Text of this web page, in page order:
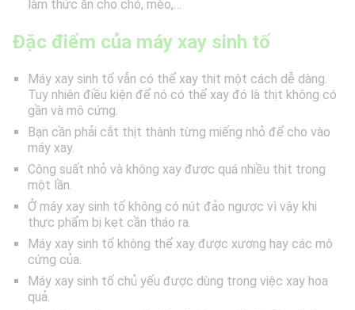
làm thức ăn cho chó, mèo,…
Đặc điểm của máy xay sinh tố
Máy xay sinh tố vẫn có thể xay thịt một cách dễ dàng.
Tuy nhiên điều kiện để nó có thể xay đó là thịt không có
gần và mô cứng.
Bạn cần phải cắt thịt thành từng miếng nhỏ để cho vào
máy xay.
Công suất nhỏ và không xay được quá nhiều thịt trong
một lần.
Ở máy xay sinh tố không có nút đảo ngược vì vậy khi
thực phẩm bị kẹt cần tháo ra.
Máy xay sinh tố không thể xay được xương hay các mô
cứng của.
Máy xay sinh tố chủ yếu được dùng trong việc xay hoa
quả.